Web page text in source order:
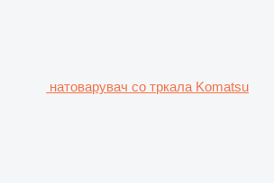
натоварувач со тркала Komatsu